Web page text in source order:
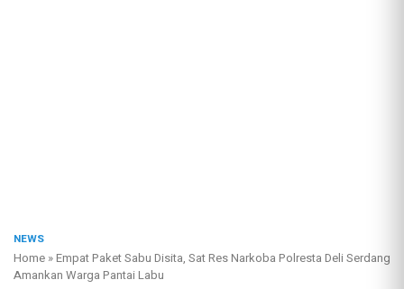
NEWS
Home »Empat Paket Sabu Disita, Sat Res Narkoba Polresta Deli Serdang
Amankan Warga Pantai Labu